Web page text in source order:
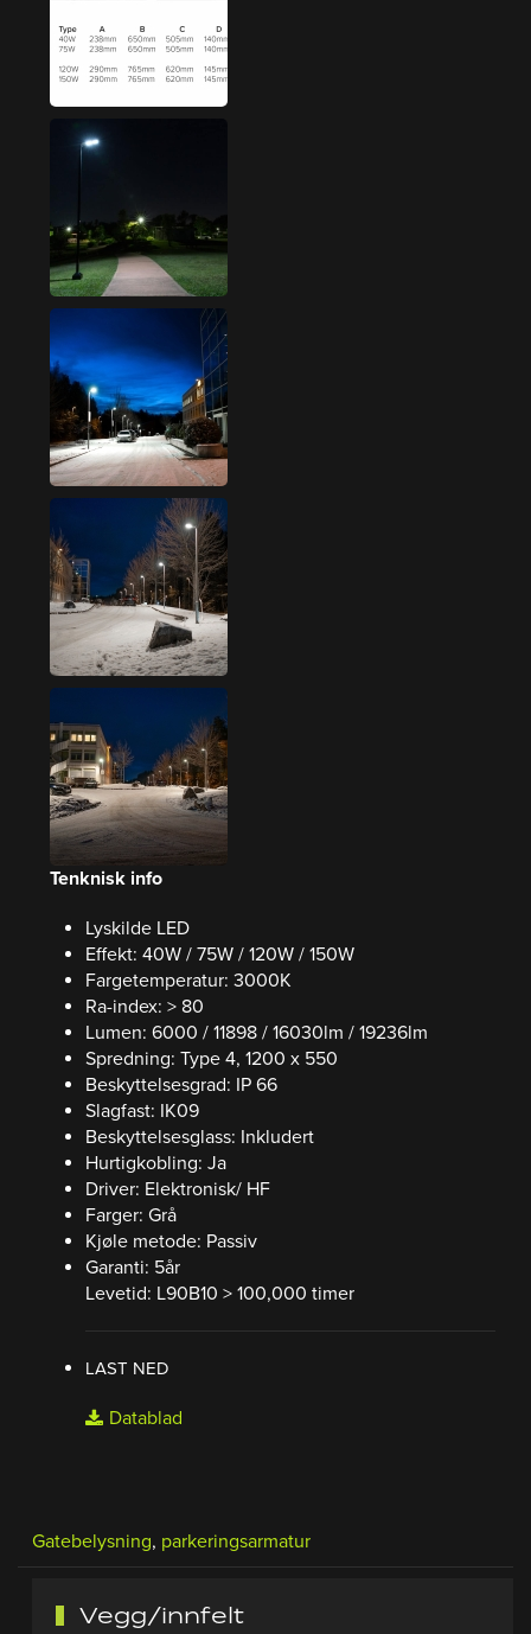
Tenknisk info
Lyskilde LED
Effekt: 40W / 75W / 120W / 150W
Fargetemperatur: 3000K
Ra-index: > 80
Lumen: 6000 / 11898 / 16030lm / 19236lm
Spredning: Type 4, 1200 x 550
Beskyttelsesgrad: IP 66
Slagfast: IK09
Beskyttelsesglass: Inkludert
Hurtigkobling: Ja
Driver: Elektronisk/ HF
Farger: Grå
Kjøle metode: Passiv
Garanti: 5år
Levetid: L90B10 > 100,000 timer
LAST NED
Datablad
Gatebelysning, parkeringsarmatur
Vegg/innfelt